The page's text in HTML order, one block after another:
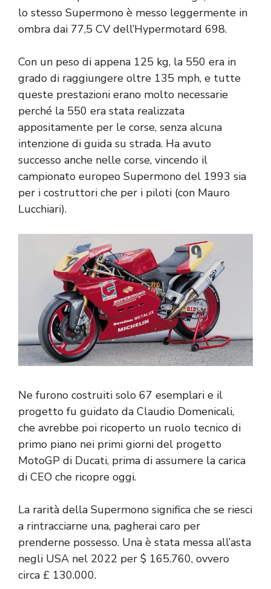
lo stesso Supermono è messo leggermente in
ombra dai 77,5 CV dell’Hypermotard 698.
Con un peso di appena 125 kg, la 550 era in
grado di raggiungere oltre 135 mph, e tutte
queste prestazioni erano molto necessarie
perché la 550 era stata realizzata
appositamente per le corse, senza alcuna
intenzione di guida su strada. Ha avuto
successo anche nelle corse, vincendo il
campionato europeo Supermono del 1993 sia
per i costruttori che per i piloti (con Mauro
Lucchiari).
Ne furono costruiti solo 67 esemplari e il
progetto fu guidato da Claudio Domenicali,
che avrebbe poi ricoperto un ruolo tecnico di
primo piano nei primi giorni del progetto
MotoGP di Ducati, prima di assumere la carica
di CEO che ricopre oggi.
La rarità della Supermono significa che se riesci
a rintracciarne una, pagherai caro per
prenderne possesso. Una è stata messa all’asta
negli USA nel 2022 per $ 165.760, ovvero
circa £ 130.000.